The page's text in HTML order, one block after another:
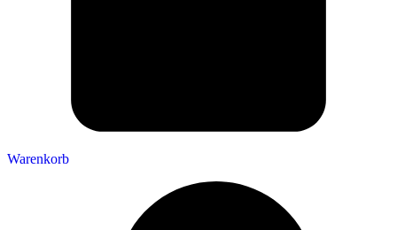
Warenkorb